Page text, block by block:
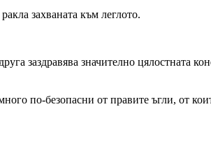
захваната към леглото.
заздравява значително цялостната
по-безопасни от правите ъгли, от